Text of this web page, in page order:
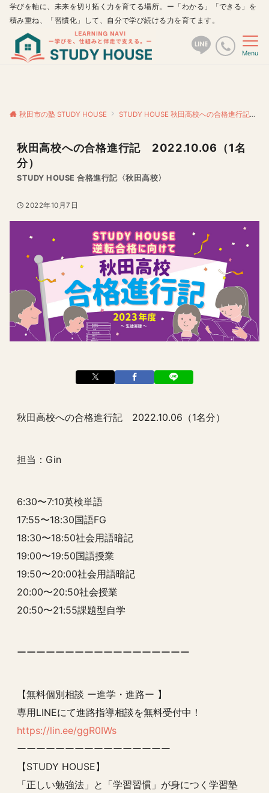
学びを軸に、未来を切り拓く力を育てる場所。ー「わかる」「できる」を
積み重ね、「習慣化」して、自分で学び続ける力を育てます。
Menu
秋田市の塾 STUDY HOUSE STUDY HOUSE 秋田高校への合格進行記
秋田高校への合格進行記 2022.10.06（1名
分）
STUDY HOUSE 合格進行記〈秋田高校〉
2022年10月7日
秋田高校への合格進行記 2022.10.06（1名分）
担当：Gin
6:30〜7:10英検単語
17:55〜18:30国語FG
18:30〜18:50社会用語暗記
19:00〜19:50国語授業
19:50〜20:00社会用語暗記
20:00〜20:50社会授業
20:50〜21:55課題型自学
ーーーーーーーーーーーーーーーーーー
【無料個別相談 ー進学・進路ー 】
専用LINEにて進路指導相談を無料受付中！
https://lin.ee/ggR0IWs
ーーーーーーーーーーーーーーーー
【STUDY HOUSE】
「正しい勉強法」と「学習習慣」が身につく学習塾